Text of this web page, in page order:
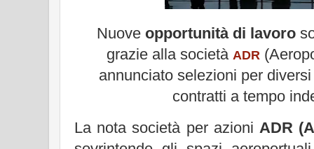
Nuove opportunità di lavoro
grazie alla societàADR
annunciato selezioni per
contratti a tempo
La nota società per azioniADR